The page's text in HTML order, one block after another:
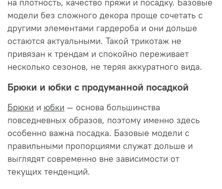
на плотность, качество пряжи и посадку. Базовые
модели без сложного декора проще сочетать с
другими элементами гардероба и они дольше
остаются актуальными. Такой трикотаж не
привязан к трендам и спокойно переживает
несколько сезонов, не теряя аккуратного вида.
Брюки и юбки с продуманной посадкой
Брюки и юбки — основа большинства
повседневных образов, поэтому именно здесь
особенно важна посадка. Базовые модели с
правильными пропорциями служат дольше и
выглядят современно вне зависимости от
текущих тенденций.